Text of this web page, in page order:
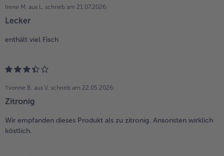
Irene M. aus L. schrieb am 21.07.2026:
Lecker
enthält viel Fisch
Yvonne B. aus V. schrieb am 22.05.2026:
Zitronig
Wir empfanden dieses Produkt als zu zitronig. Ansonsten wirklich
köstlich.